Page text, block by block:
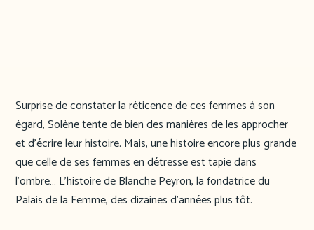
Surprise de constater la réticence de ces femmes à son
égard, Solène tente de bien des manières de les approcher
et d’écrire leur histoire. Mais, une histoire encore plus grande
que celle de ses femmes en détresse est tapie dans
l’ombre… L’histoire de Blanche Peyron, la fondatrice du
Palais de la Femme, des dizaines d’années plus tôt.